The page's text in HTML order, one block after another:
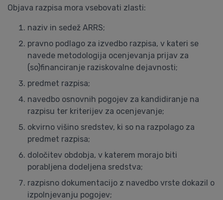
Objava razpisa mora vsebovati zlasti:
naziv in sedež ARRS;
pravno podlago za izvedbo razpisa, v kateri se
navede metodologija ocenjevanja prijav za
(so)financiranje raziskovalne dejavnosti;
predmet razpisa;
navedbo osnovnih pogojev za kandidiranje na
razpisu ter kriterijev za ocenjevanje;
okvirno višino sredstev, ki so na razpolago za
predmet razpisa;
določitev obdobja, v katerem morajo biti
porabljena dodeljena sredstva;
razpisno dokumentacijo z navedbo vrste dokazil o
izpolnjevanju pogojev;